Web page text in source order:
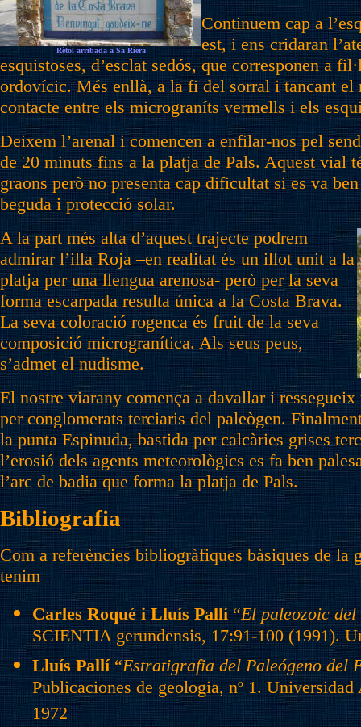
Rètol arribada a Sa Riera
Continuem cap a
est, i ens cridaran
esquistoses, d’esclat sedós, que corresponen a
ordovícic. Més enllà, a la fi del sorral i tancant el
contacte entre els micrograníts vermells i els
Deixem l’arenal i comencen a enfilar-nos pel
de 20 minuts fins a la platja de Pals. Aquest vial
graons però no presenta cap dificultat si es va
beguda i protecció solar.
A la part més alta d’aquest trajecte podrem
admirar l’illa Roja –en realitat és un illot unit a la
platja per una llengua arenosa- però per la seva
forma escarpada resulta única a la Costa Brava.
La seva coloració rogenca és fruit de la seva
composició microgranítica. Als seus peus,
s’admet el nudisme.
El nostre viarany comença a davallar i
per conglomerats terciaris del paleògen.
la punta Espinuda, bastida per calcàries grises
l’erosió dels agents meteorològics es fa ben
l’arc de badia que forma la platja de Pals.
Bibliografia
Com a referències bibliogràfiques bàsiques de la
tenim
Carles Roqué i Lluís Pallí“El paleozoic
SCIENTIA gerundensis, 17:91-100 (1991).
Lluís Pallí“Estratigrafia del Paleógeno del
Publicaciones de geologia, nº 1.
1972